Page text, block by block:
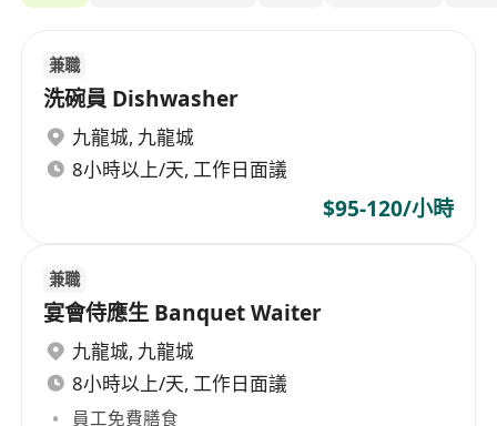
兼職
洗碗員 Dishwasher
九龍城, 九龍城
8小時以上/天, 工作日面議
$95-120/小時
兼職
宴會侍應生 Banquet Waiter
九龍城, 九龍城
8小時以上/天, 工作日面議
員工免費膳食